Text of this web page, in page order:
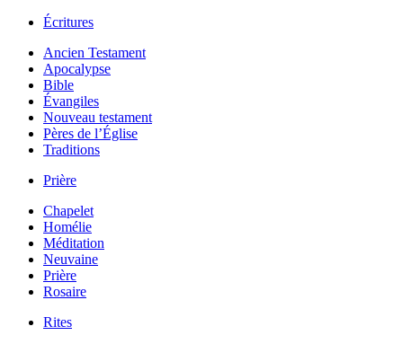
Écritures
Ancien Testament
Apocalypse
Bible
Évangiles
Nouveau testament
Pères de l’Église
Traditions
Prière
Chapelet
Homélie
Méditation
Neuvaine
Prière
Rosaire
Rites